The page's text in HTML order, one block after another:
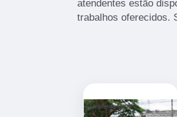
atendentes estão
trabalhos oferecidos.